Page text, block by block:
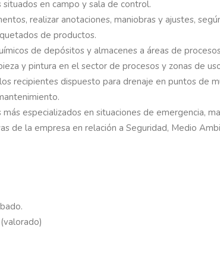
en campo y sala de control.
realizar anotaciones, maniobras y ajustes,
de productos.
de depósitos y almacenes a áreas de
y pintura en el sector de procesos y zonas de
recipientes dispuesto para drenaje en puntos de
especializados en situaciones de emergencia,
de la empresa en relación a Seguridad, Medio